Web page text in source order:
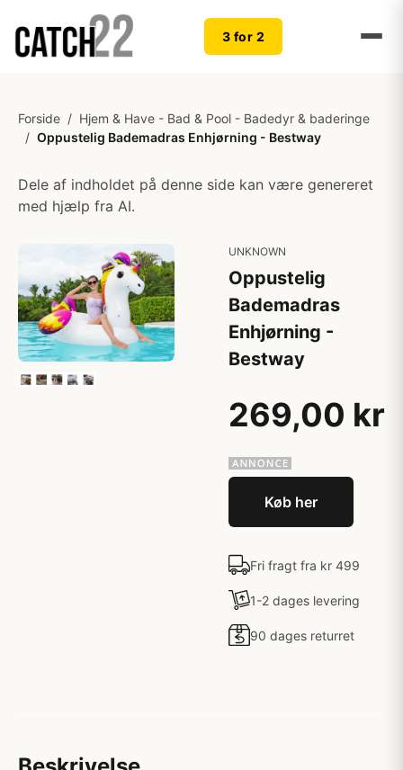
3 for 2
Forside / Hjem & Have - Bad & Pool - Badedyr & baderinge
/ Oppustelig Bademadras Enhjørning - Bestway
Dele af indholdet på denne side kan være genereret
med hjælp fra AI.
UNKNOWN
Oppustelig
Bademadras
Enhjørning -
Bestway
269,00 kr
Køb her
Fri fragt fra kr 499
1-2 dages levering
90 dages returret